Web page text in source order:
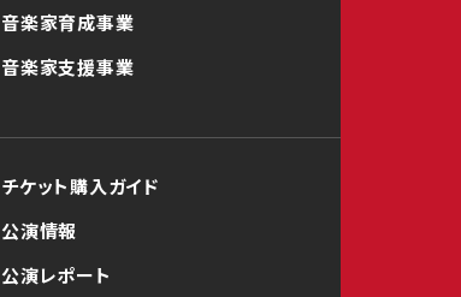
音楽家育成事業
音楽家支援事業
チケット購入ガイド
公演情報
公演レポート